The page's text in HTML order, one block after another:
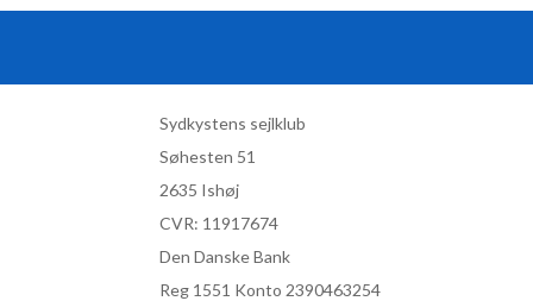
Sydkystens sejlklub
Søhesten 51
2635 Ishøj
CVR: 11917674
Den Danske Bank
Reg 1551 Konto 2390463254